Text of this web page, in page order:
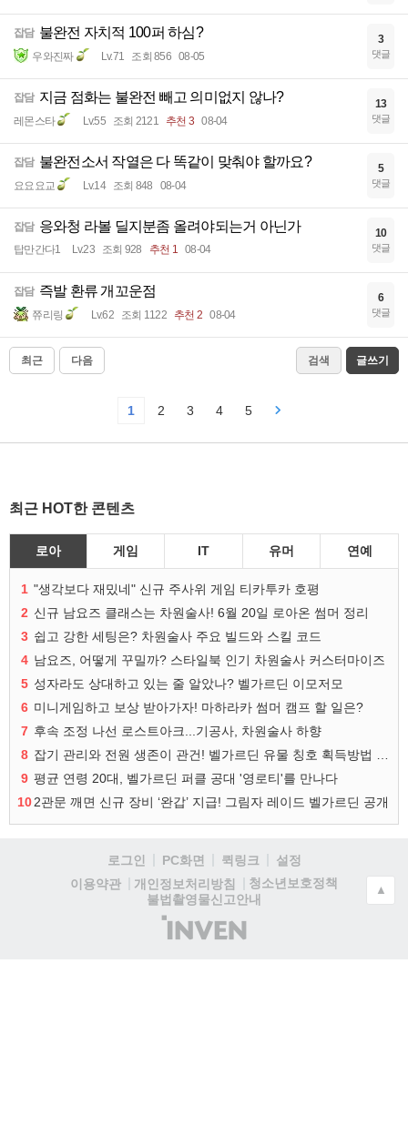
잡담 불완전 자치적 100퍼 하심?
우와진짜 Lv.71 조회 856 08-05
3
댓글
잡담 지금 점화는 불완전 빼고 의미없지 않나?
레몬스타 Lv.55 조회 2121 추천 3 08-04
13
댓글
잡담 불완전소서 작열은 다 똑같이 맞춰야 할까요?
요요요교 Lv.14 조회 848 08-04
5
댓글
잡담 응와청 라볼 딜지분좀 올려야되는거 아닌가
탑만간다1 Lv.23 조회 928 추천 1 08-04
10
댓글
잡담 즉발 환류 개꼬운점
쮸리링 Lv.62 조회 1122 추천 2 08-04
6
댓글
최근 다음 검색 글쓰기
1 2 3 4 5
최근 HOT한 콘텐츠
로아 게임 IT 유머 연예
1 "생각보다 재밌네" 신규 주사위 게임 티카투카 호평
2 신규 남요즈 클래스는 차원술사! 6월 20일 로아온 썸머 정리
3 쉽고 강한 세팅은? 차원술사 주요 빌드와 스킬 코드
4 남요즈, 어떻게 꾸밀까? 스타일북 인기 차원술사 커스터마이즈
5 성자라도 상대하고 있는 줄 알았나? 벨가르딘 이모저모
6 미니게임하고 보상 받아가자! 마하라카 썸머 캠프 할 일은?
7 후속 조정 나선 로스트아크...기공사, 차원술사 하향
8
9 평균 연령 20대, 벨가르딘 퍼클 공대 '영로티'를 만나다
102관문 깨면 신규 장비 ‘완갑’ 지급! 그림자 레이드 벨가르딘 공개
로그인 PC화면 퀵링크
설정
이용약관
개인정보처리방침
청소년보호정책
불법촬영물신고안내
(주)
인
▲